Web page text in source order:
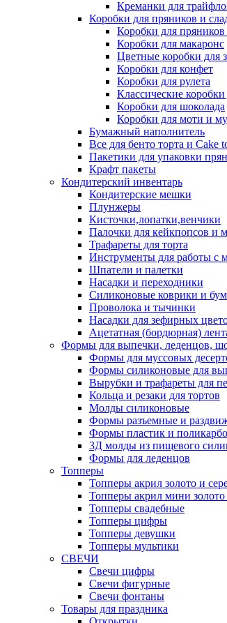
Креманки для
Коробки для пряников и
Коробки для пряников
Коробки для макаронс
Цветные коробки для
Коробки для конфет
Коробки для рулета
Классические
Коробки для шоколада
Коробки для моти и
Бумажный наполнитель
Все для бенто торта и Cake
Пакетики для упаковки
Крафт пакеты
Кондитерский инвентарь
Кондитерские мешки
Плунжеры
Кисточки,лопатки,венчики
Палочки для кейкпопсов и
Трафареты для торта
Инструменты для работы с
Шпатели и палетки
Насадки и переходники
Силиконовые коврики и
Проволока и тычинки
Насадки для зефирных
Ацетатная (бордюрная)
Формы для выпечки, леденцов,
Формы для муссовых
Формы силиконовые для
Вырубки и трафареты для
Кольца и резаки для тортов
Молды силиконовые
Формы разъемные и
Формы пластик и
3Д молды из пищевого
Формы для леденцов
Топперы
Топперы акрил золото и
Топперы акрил мини золото
Топперы свадебные
Топперы цифры
Топперы девушки
Топперы мультики
СВЕЧИ
Свечи цифры
Свечи фигурные
Свечи фонтаны
Товары для праздника